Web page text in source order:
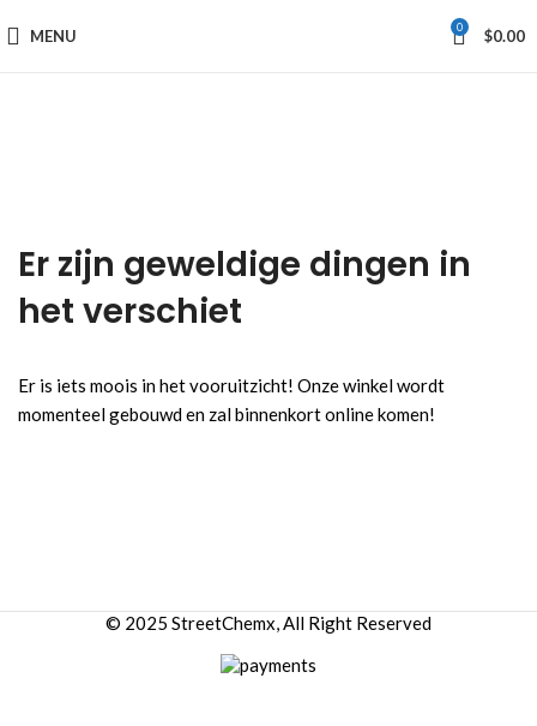
MENU 0 $0.00
Er zijn geweldige dingen in
het verschiet
Er is iets moois in het vooruitzicht! Onze winkel wordt
momenteel gebouwd en zal binnenkort online komen!
© 2025 StreetChemx, All Right Reserved